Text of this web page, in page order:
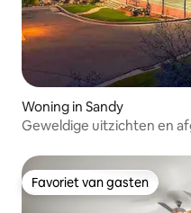
Woning in Sandy
Geweldige uitzichten en
Favoriet van gasten
Favoriet van gasten